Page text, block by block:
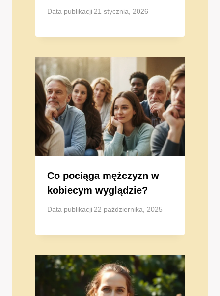
Data publikacji 21 stycznia, 2026
Co pociąga mężczyzn w
kobiecym wyglądzie?
Data publikacji 22 października, 2025